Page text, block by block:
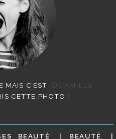
MAIS C’EST
©CAMILLE
CETTE PHOTO !
BEAUTÉ BEAUTÉ